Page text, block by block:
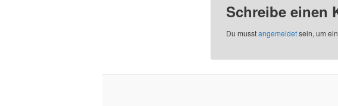
Schreibe einen
Du musstangemeldetsein, um